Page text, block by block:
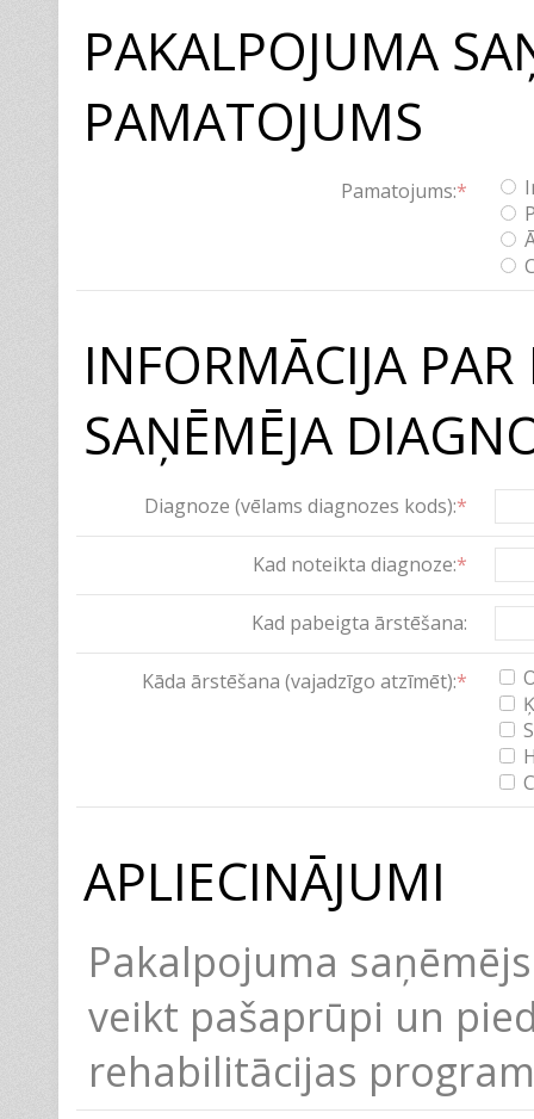
PAKALPOJUMA
PAMATOJUMS
Pamatojums:*
INFORMĀCIJA
SAŅĒMĒJA
Diagnoze (vēlams diagnozes kods):*
Kad noteikta diagnoze:*
Kad pabeigta ārstēšana:
Kāda ārstēšana (vajadzīgo atzīmēt):*
APLIECINĀJUMI
Pakalpojuma
veikt pašaprūpi un
rehabilitācijas